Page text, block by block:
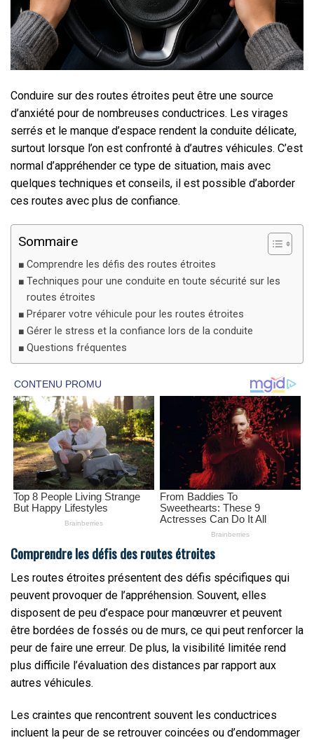
Conduire sur des routes étroites peut être une source
d’anxiété pour de nombreuses conductrices. Les virages
serrés et le manque d’espace rendent la conduite délicate,
surtout lorsque l’on est confronté à d’autres véhicules. C’est
normal d’appréhender ce type de situation, mais avec
quelques techniques et conseils, il est possible d’aborder
ces routes avec plus de confiance.
Sommaire
Comprendre les défis des routes étroites
Techniques pour une conduite en toute sécurité sur les
routes étroites
Préparer votre véhicule pour les routes étroites
Gérer le stress et la confiance lors de la conduite
Questions fréquentes
Comprendre les défis des routes étroites
Les routes étroites présentent des défis spécifiques qui
peuvent provoquer de l’appréhension. Souvent, elles
disposent de peu d’espace pour manœuvrer et peuvent
être bordées de fossés ou de murs, ce qui peut renforcer la
peur de faire une erreur. De plus, la visibilité limitée rend
plus difficile l’évaluation des distances par rapport aux
autres véhicules.
Les craintes que rencontrent souvent les conductrices
incluent la peur de se retrouver coincées ou d’endommager